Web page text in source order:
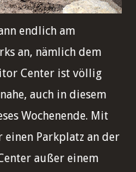
endlich am
an, nämlich dem
Center ist völlig
auch in diesem
Wochenende. Mit
Parkplatz an der
außer einem